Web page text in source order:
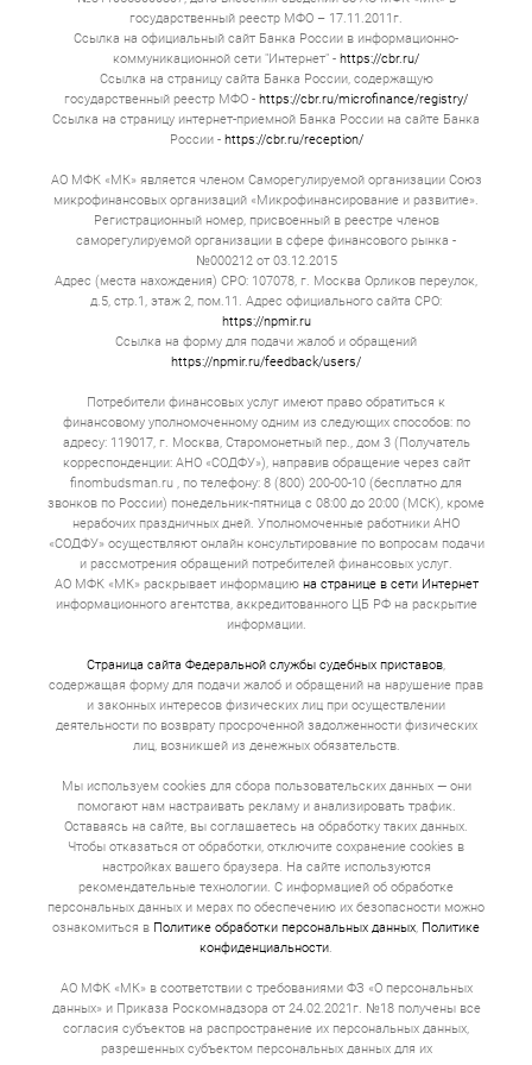
Как выбрать кредит для бизнеса
в Краснодаре?
Выбор кредита кажется сложным. На самом деле,
достаточно последовательно пройти несколько шагов.
Определите потребность
Сначала четко ответьте себе зачем вам кредит.
Это может быть покупка станков, исполнение
госконтракта. Рассчитайте точную сумму
кредита, лучше с запасом. На какой срок вам
нужен кредит. От этого зависит размер
ежемесячной нагрузки на бизнес. Четкие ответы
сузят круг поиска, позволяют сравнивать
предложения по кредитам.
Теперь посмотрите на свой бизнес глазами
кредитора. Учитываются параметры:
➔ Возраст вашей фирмы. Многие банки
одобряют кредиты предприятия, которым уже
больше шести месяцев.
➔ Официальные обороты. Они показывают
надежность.
➔ Наличие ликвидного залога для кредита — к
примеру, коммерческой недвижимости или
➔ Прошлый опыт получения кредитов.
Проверьте кредитный рейтинг своей фирмы
заранее, чтобы избежать неожиданного отказа.
Сравните предлагаемые кредиты
Используйте агрегаторы для первичного
изучения рынка кредитов для бизнеса в
Краснодаре. Они покажут актуальные
предложения по кредитам от разных
организаций. Но не останавливайтесь на этом.
Всегда переходите на официальный сайт
кредитора. Не все онлайн-банки имеют
представительства в Краснодаре или работают
со всеми видами кредитов. Уточните, есть ли их
услуги в вашем регионе.
Подготовьте сильную заявку на кредит
Соберите базовый пакет документов, выписку из
ЕГРИП или ЕГРЮЛ, отчетность за последний
государственный реестр МФО – 17.11.2011г.
Ссылка на официальный сайт Банка России в информационно-
коммуникационной сети "Интернет" - https://cbr.ru/
Ссылка на страницу сайта Банка России, содержащую
государственный реестр МФО - https://cbr.ru/microfinance/registry/
Ссылка на страницу интернет-приемной Банка России на сайте Банка
России - https://cbr.ru/reception/
АО МФК «МК» является членом Саморегулируемой организации Союз
микрофинансовых организаций «Микрофинансирование и развитие».
Регистрационный номер, присвоенный в реестре членов
саморегулируемой организации в сфере финансового рынка -
№000212 от 03.12.2015
Адрес (места нахождения) СРО: 107078, г. Москва Орликов переулок,
д.5, стр.1, этаж 2, пом.11. Адрес официального сайта СРО:
https://npmir.ru
Ссылка на форму для подачи жалоб и обращений
https://npmir.ru/feedback/users/
Потребители финансовых услуг имеют право обратиться к
финансовому уполномоченному одним из следующих способов: по
адресу: 119017, г. Москва, Старомонетный пер., дом 3 (Получатель
корреспонденции: АНО «СОДФУ»), направив обращение через сайт
finombudsman.ru , по телефону: 8 (800) 200-00-10 (бесплатно для
звонков по России) понедельник-пятница с 08:00 до 20:00 (МСК), кроме
нерабочих праздничных дней. Уполномоченные работники АНО
«СОДФУ» осуществляют онлайн консультирование по вопросам подачи
и рассмотрения обращений потребителей финансовых услуг.
АО МФК «МК» раскрывает информацию на странице в сети Интернет
информационного агентства, аккредитованного ЦБ РФ на раскрытие
информации.
Страница сайта Федеральной службы судебных приставов,
содержащая форму для подачи жалоб и обращений на нарушение прав
и законных интересов физических лиц при осуществлении
деятельности по возврату просроченной задолженности физических
лиц, возникшей из денежных обязательств.
Мы используем cookies для сбора пользовательских данных — они
помогают нам настраивать рекламу и анализировать трафик.
Оставаясь на сайте, вы соглашаетесь на обработку таких данных.
Чтобы отказаться от обработки, отключите сохранение cookies в
настройках вашего браузера. На сайте используются
рекомендательные технологии. С информацией об обработке
персональных данных и мерах по обеспечению их безопасности можно
ознакомиться в Политике обработки персональных данных, Политике
конфиденциальности.
АО МФК «МК» в соответствии с требованиями ФЗ «О персональных
данных» и Приказа Роскомнадзора от 24.02.2021г. №18 получены все
согласия субъектов на распространение их персональных данных,
разрешенных субъектом персональных данных для их